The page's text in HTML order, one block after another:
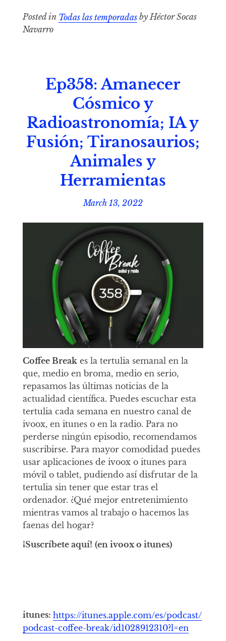
Posted in Todas las temporadasby Héctor Socas
Navarro
Ep358: Amanecer
Cósmico y
Radioastronomía; IA y
Fusión; Tiranosaurios;
Animales y
Herramientas
March 13, 2022
Coffee Break es la tertulia semanal en la
que, medio en broma, medio en serio,
repasamos las últimas noticias de la
actualidad científica. Puedes escuchar esta
tertulia cada semana en nuestro canal de
ivoox, en itunes o en la radio. Para no
perderse ningún episodio, recomendamos
suscribirse. Para mayor comodidad puedes
usar aplicaciones de ivoox o itunes para
móvil o tablet, pudiendo así disfrutar de la
tertulia sin tener que estar tras el
ordenador. ¿Qué mejor entretenimiento
mientras vamos al trabajo o hacemos las
faenas del hogar?
¡Suscríbete aquí! (en ivoox o itunes)
itunes: https://itunes.apple.com/es/podcast/
podcast-coffee-break/id1028912310?l=en